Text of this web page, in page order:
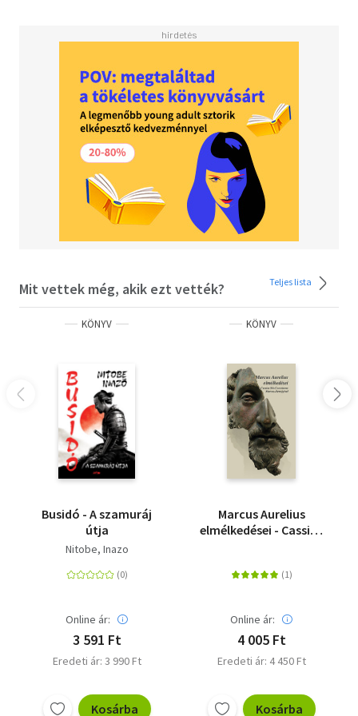
Mit vettek még, akik ezt vették? Teljes lista
KÖNYV
Busidó - A szamuráj
útja
Nitobe, Inazo
Online ár:
3 591 Ft
Eredeti ár: 3 990 Ft
Kosárba
KÖNYV
Marcus Aurelius
elmélkedései - Cassius
Online ár:
4 005 Ft
Eredeti ár: 4 450 Ft
Kosárba